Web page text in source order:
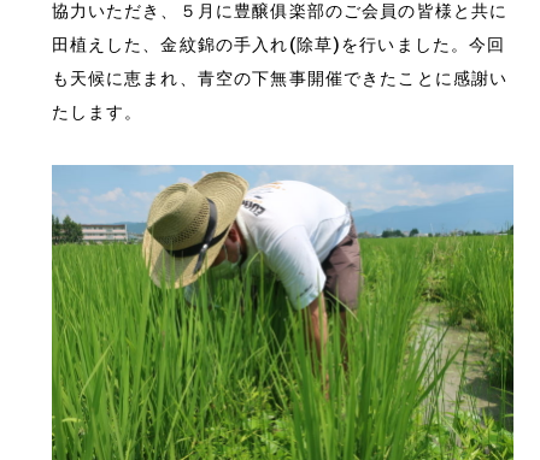
協力いただき、５月に豊醸俱楽部のご会員の皆様と共に
田植えした、金紋錦の手入れ(除草)を行いました。今回
も天候に恵まれ、青空の下無事開催できたことに感謝い
たします。